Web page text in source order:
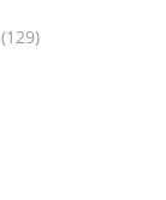
(129)